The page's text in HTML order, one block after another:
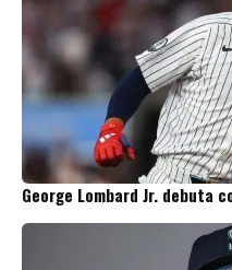
George Lombard Jr. debuta